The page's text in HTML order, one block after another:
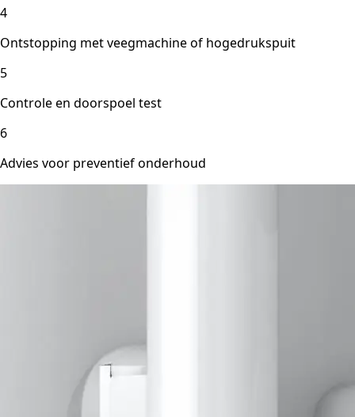
4
Ontstopping met veegmachine of hogedrukspuit
5
Controle en doorspoel test
6
Advies voor preventief onderhoud